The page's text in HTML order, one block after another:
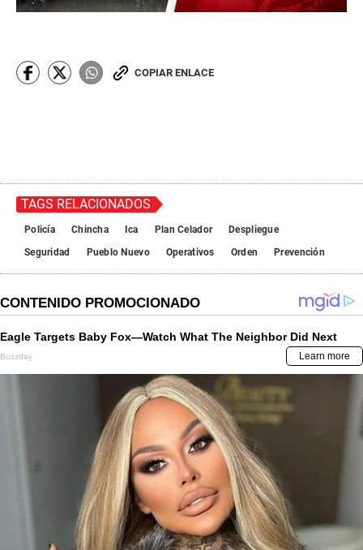
COPIAR ENLACE
TAGS RELACIONADOS
Policía Chincha Ica Plan Celador
Despliegue
Seguridad
Pueblo Nuevo Operativos Orden Prevención